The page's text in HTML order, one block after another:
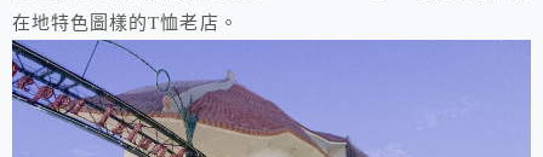
在地特色圖樣的T恤老店。